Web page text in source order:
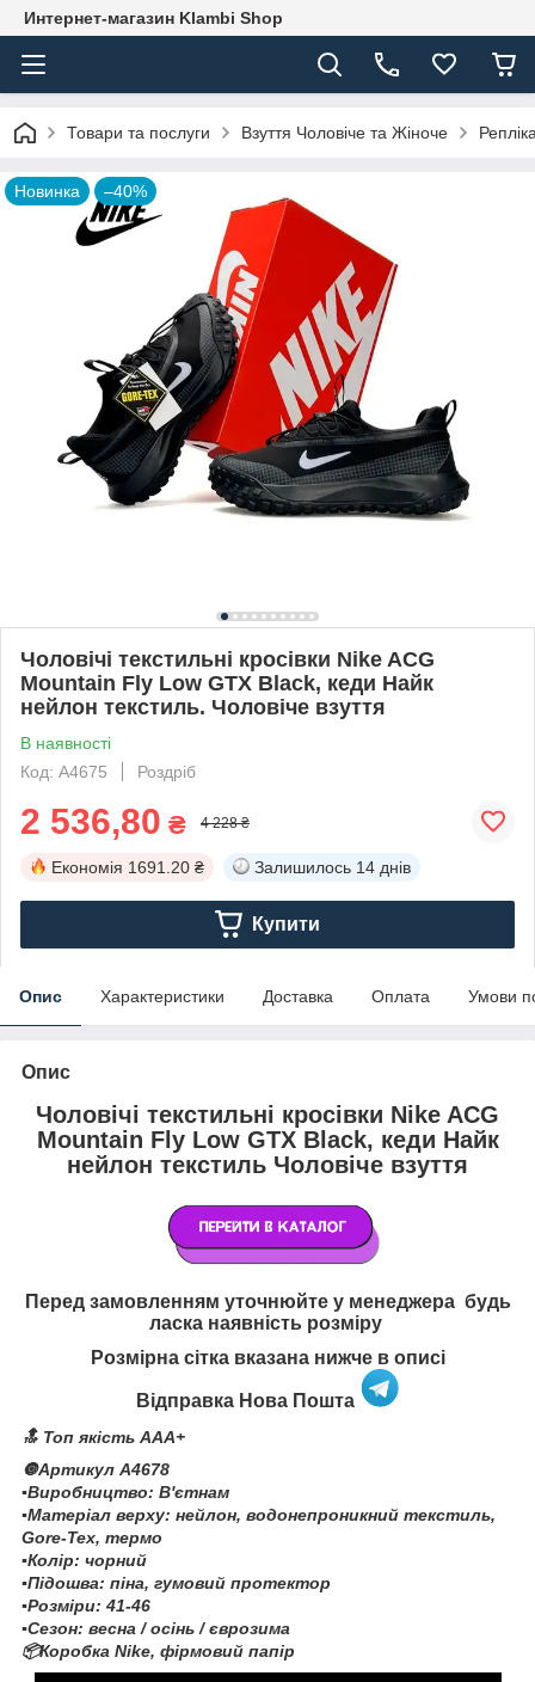
Интернет-магазин Klambi Shop
Товари та послуги Взуття Чоловіче та Жіноче
Новинка –40%
Чоловічі текстильні кросівки Nike ACG
Mountain Fly Low GTX Black, кеди Найк
нейлон текстиль. Чоловіче взуття
В наявності
Код: А4675
Роздріб
2 536,80 ₴ 4 228 ₴
Економія 1691.20 ₴ Залишилось 14 днів
Купити
Опис Характеристики Доставка Оплата Умови
Опис
Чоловічі текстильні кросівки Nike ACG
Mountain Fly Low GTX Black, кеди Найк
нейлон текстиль Чоловіче взуття
Перед замовленням уточнюйте у менеджера будь
ласка наявність розміру
Розмірна сітка вказана нижче в описі
Відправка Нова Пошта
🔝 Топ якість AAA+
🔘Артикул А4678
▪️Виробництво: В'єтнам
▪️Матеріал верху: нейлон, водонепроникний текстиль,
Gore-Tex, термо
▪️Колір: чорний
▪️Підошва: піна, гумовий протектор
▪️Розміри: 41-46
▪️Сезон: весна / осінь / єврозима
📦Коробка Nike, фірмовий папір